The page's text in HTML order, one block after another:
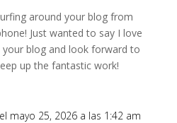
around your blog from
Just wanted to say I love
blog and look forward to
up the fantastic work!
el mayo 25, 2026 a las 1:42 am